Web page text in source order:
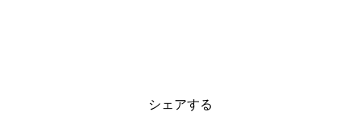
シェアする